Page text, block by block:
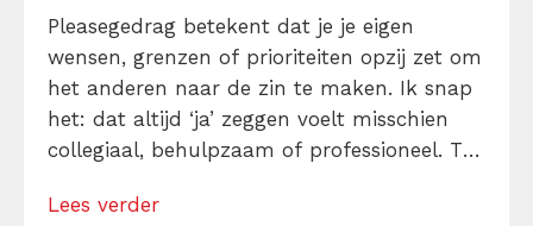
Pleasegedrag betekent dat je je eigen
wensen, grenzen of prioriteiten opzij zet om
het anderen naar de zin te maken. Ik snap
het: dat altijd ‘ja’ zeggen voelt misschien
collegiaal, behulpzaam of professioneel. Tot
andermans prioriteiten en je eigen werk
Lees verder